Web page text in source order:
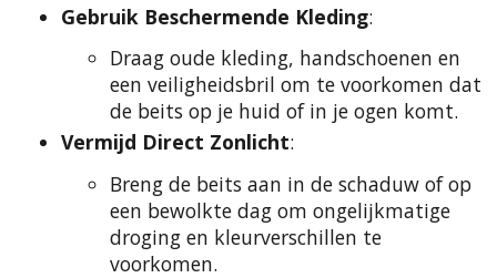
Gebruik Beschermende Kleding:
Draag oude kleding, handschoenen en
een veiligheidsbril om te voorkomen dat
de beits op je huid of in je ogen komt.
Vermijd Direct Zonlicht:
Breng de beits aan in de schaduw of op
een bewolkte dag om ongelijkmatige
droging en kleurverschillen te
voorkomen.